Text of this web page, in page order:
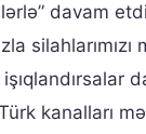
davam
Türk kanalları